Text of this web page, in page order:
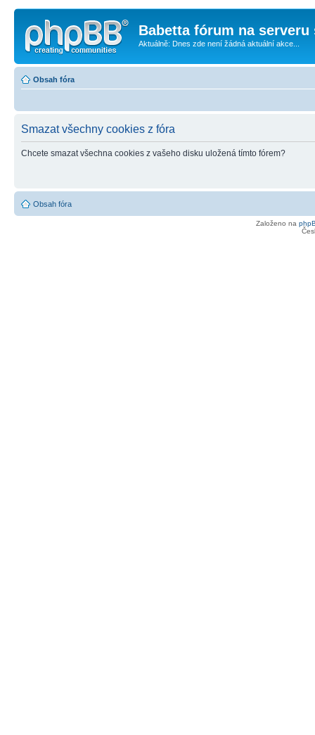
Babetta fórum na serveru
Aktuálně: Dnes zde není žádná aktuální akce...
Obsah fóra
Smazat všechny cookies z fóra
Chcete smazat všechna cookies z vašeho disku uložená tímto fórem?
Obsah fóra
Založeno na